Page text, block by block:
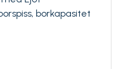
borkapasitet